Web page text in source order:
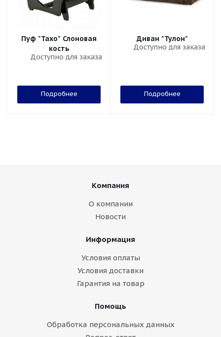
Пуф "Тахо" Слоновая
кость
Доступно для заказа
Подробнее
Диван "Тулон"
Доступно для заказа
Подробнее
Компания
О компании
Новости
Информация
Условия оплаты
Условия доставки
Гарантия на товар
Помощь
Обработка персональных данных